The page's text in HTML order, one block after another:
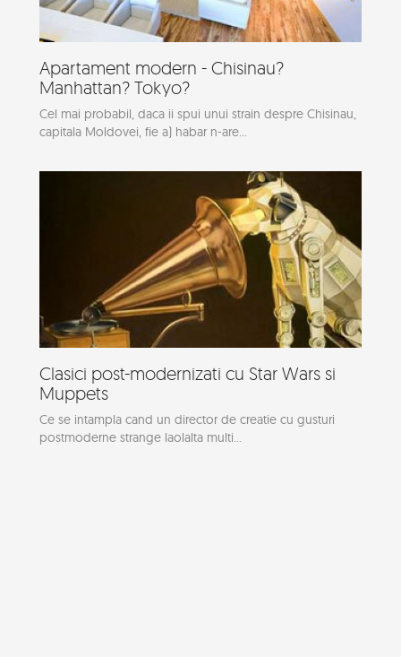
Apartament modern - Chisinau?
Manhattan? Tokyo?
Cel mai probabil, daca ii spui unui strain despre Chisinau,
capitala Moldovei, fie a) habar n-are...
Clasici post-modernizati cu Star Wars si
Muppets
Ce se intampla cand un director de creatie cu gusturi
postmoderne strange laolalta multi...